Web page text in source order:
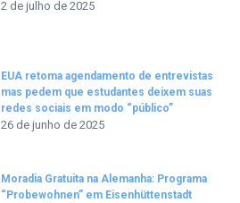
2 de julho de 2025
EUA retoma agendamento de entrevistas
mas pedem que estudantes deixem suas
redes sociais em modo “público”
26 de junho de 2025
Moradia Gratuita na Alemanha: Programa
“Probewohnen” em Eisenhüttenstadt